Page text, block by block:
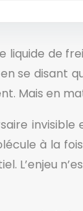
de
se disant
Mais en
à la
L’enjeu